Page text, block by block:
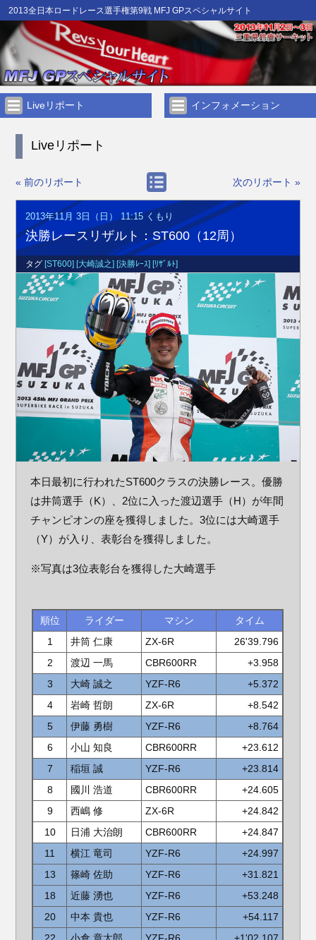
2013全日本ロードレース選手権第9戦 MFJ GPスペシャルサイト
Liveリポート インフォメーション
Liveリポート
« 前のリポート 次のリポート »
2013年11月 3日（日） 11:15 くもり
決勝レースリザルト：ST600（12周）
タグ [ST600] [大崎誠之] [決勝ﾚｰｽ] [ﾘｻﾞﾙﾄ]
本日最初に行われたST600クラスの決勝レース。優勝
は井筒選手（K）、2位に入った渡辺選手（H）が年間
チャンピオンの座を獲得しました。3位には大崎選手
（Y）が入り、表彰台を獲得しました。
※写真は3位表彰台を獲得した大崎選手
順位 ライダー マシン
タイム
1
井筒 仁康 ZX-6R
26'39.796
2
渡辺 一馬 CBR600RR
+3.958
3
大崎 誠之 YZF-R6
+5.372
4
岩崎 哲朗 ZX-6R
+8.542
5
伊藤 勇樹 YZF-R6
+8.764
6
小山 知良 CBR600RR
+23.612
7
稲垣 誠 YZF-R6
+23.814
8
國川 浩道 CBR600RR
+24.605
9
西嶋 修 ZX-6R
+24.842
10
日浦 大治朗 CBR600RR
+24.847
11
横江 竜司 YZF-R6
+24.997
13
篠崎 佐助 YZF-R6
+31.821
18
近藤 湧也 YZF-R6
+53.248
20
中本 貴也 YZF-R6
+54.117